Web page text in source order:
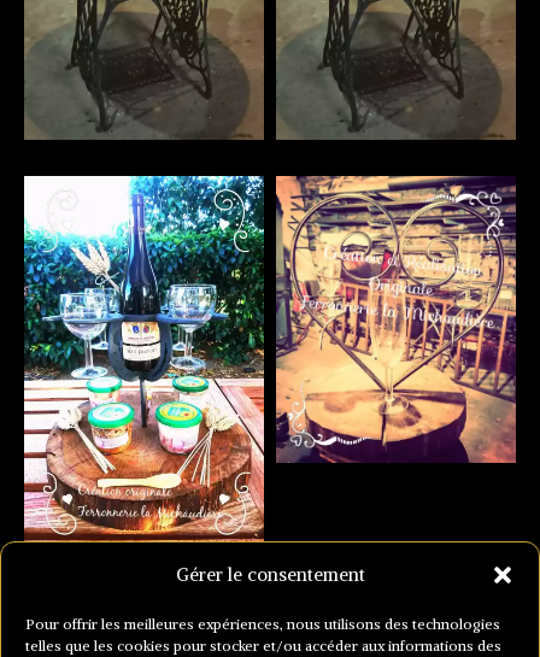
Gérer le consentement
Pour offrir les meilleures expériences, nous utilisons des technologies
telles que les cookies pour stocker et/ou accéder aux informations des